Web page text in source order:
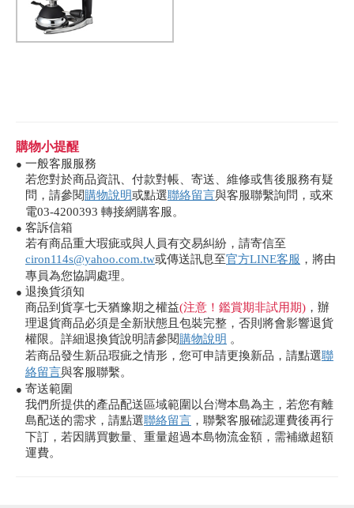
購物小提醒
● 一般客服服務
若您對於商品資訊、付款對帳、寄送、維修或售後服務有疑
問，請參閱購物說明或點選聯絡留言與客服聯繫詢問，或來
電03-4200393 轉接網購客服。
● 客訴信箱
若有商品重大瑕疵或與人員有交易糾紛，請寄信至
ciron114s@yahoo.com.tw或傳送訊息至官方LINE客服 ，將由
專員為您協調處理。
● 退換貨須知
商品到貨享七天猶豫期之權益(注意！鑑賞期非試用期) ，辦
理退貨商品必須是全新狀態且包裝完整，否則將會影響退貨
權限。詳細退換貨說明請參閱購物說明 。
若商品發生新品瑕疵之情形，您可申請更換新品，請點選聯
絡留言與客服聯繫。
● 寄送範圍
我們所提供的產品配送區域範圍以台灣本島為主，若您有離
島配送的需求，請點選聯絡留言 ，聯繫客服確認運費後再行
下訂，若因購買數量、重量超過本島物流金額，需補繳超額
運費。